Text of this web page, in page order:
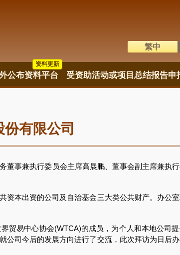
語系切換
繁中
公布资料平台
资料更新
资料更新
受资助活动或项目总结报告申
有限公司
事兼执行委员会主席高展鹏、董事会副主席兼执
本出资的公司及自治基金三大类公共财产。办公
易中心协会(WTCA)的成员，为个人和本地公司
司今后的发展方向进行了交流，此次拜访为日后